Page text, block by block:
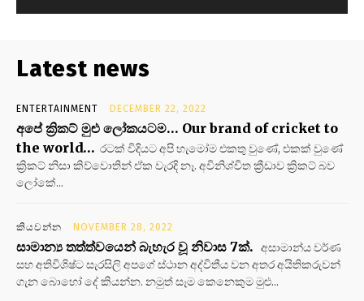
Latest news
ENTERTAINMENT DECEMBER 22, 2022
අපේ ක්‍රිකට් මුළු ලෝකයටම… Our brand of cricket to
the world… රටක් විදියට අපි හැමෝම එකතු වුණේ, එකක් වුණේ
ක්‍රිකට් නිසා කිව්වොතින් ඒක වැරදි නෑ. අවිනිශ්චිත ක්‍රීඩාව ක්‍රිකට් බව
ලෝකේ...
කියවන්න NOVEMBER 28, 2022
සාමාන්‍ය තත්ත්වයෙන් බැහැර වූ නිවාස 7ක්. අසාමාන්ය වර්ණ
සහ අතිවිශිෂ්ට සැරසිලි අපගේ ස්ථාන අද්විතීය වන අතර අයිතිකරුවන්
ගැන බොහෝ දේ කියන්න. නමුත් සෑම කෙනෙකුම මුළු...